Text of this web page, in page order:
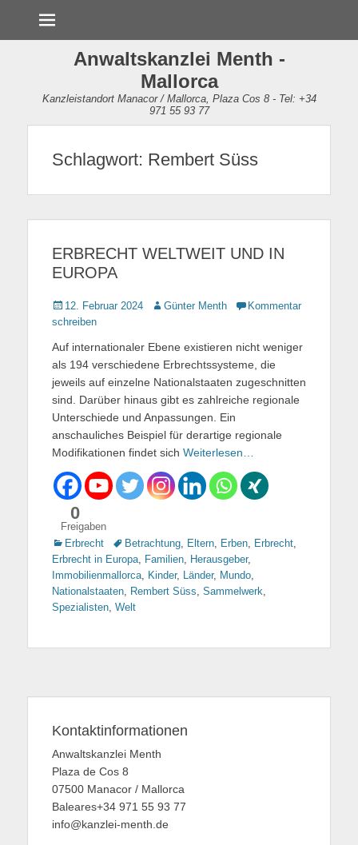
Anwaltskanzlei Menth -
Mallorca
Kanzleistandort Manacor / Mallorca, Plaza Cos 8 - Tel: +34
971 55 93 77
Schlagwort: Rembert Süss
ERBRECHT WELTWEIT UND IN
EUROPA
Gepostet
am
12. Februar 2024 AutorGünter Menth
Kommentar
schreiben
Auf internationaler Ebene existieren nicht weniger
als 194 verschiedene Erbrechtssysteme, die
jeweils auf einzelne Nationalstaaten zugeschnitten
sind. Darüber hinaus gibt es zahlreiche regionale
Unterschiede und Anpassungen. Ein
anschauliches Beispiel für derartige regionale
Modifikationen findet sich Weiterlesen…
0
Freigaben
Kategorien
Erbrecht TagsBetrachtung, Eltern, Erben, Erbrecht,
Erbrecht in Europa, Familien, Herausgeber,
Immobilienmallorca, Kinder, Länder, Mundo,
Nationalstaaten, Rembert Süss, Sammelwerk,
Spezialisten, Welt
Kontaktinformationen
Anwaltskanzlei Menth
Plaza de Cos 8
07500 Manacor / Mallorca
Baleares+34 971 55 93 77
info@kanzlei-menth.de